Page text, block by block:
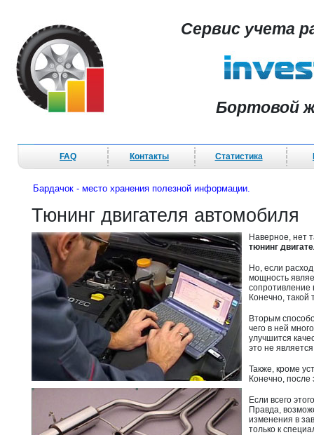
Сервис учета
Бортовой
FAQ Контакты Статистика
Бардачок - место хранения полезной информации.
Тюнинг двигателя автомобиля
Наверное, нет
тюнинг
Но, если
мощность
сопротивление
Конечно, такой
Вторым
чего в ней
улучшится
это не
Также, кроме
Конечно, после
Если всего
Правда,
изменения в
только к